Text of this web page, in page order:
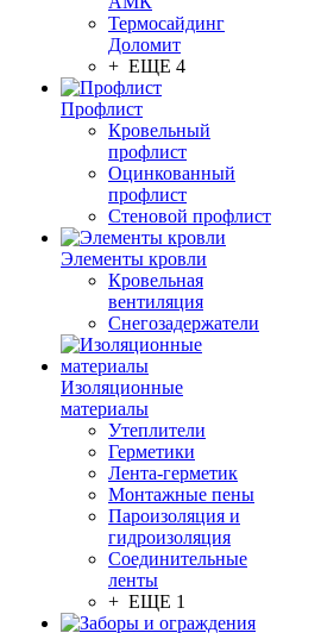
Термосайдинг
Доломит
+ ЕЩЕ 4
Профлист
Кровельный
профлист
Оцинкованный
профлист
Стеновой профлист
Элементы кровли
Кровельная
вентиляция
Снегозадержатели
Изоляционные
материалы
Утеплители
Герметики
Лента-герметик
Монтажные пены
Пароизоляция и
гидроизоляция
Соединительные
ленты
+ ЕЩЕ 1